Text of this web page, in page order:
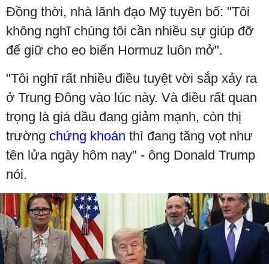
Đồng thời, nhà lãnh đạo Mỹ tuyên bố: "Tôi
không nghĩ chúng tôi cần nhiều sự giúp đỡ
để giữ cho eo biển Hormuz luôn mở".
"Tôi nghĩ rất nhiều điều tuyệt vời sắp xảy ra
ở Trung Đông vào lúc này. Và điều rất quan
trọng là giá dầu đang giảm mạnh, còn thị
trường chứng khoán thì đang tăng vọt như
tên lửa ngày hôm nay" - ông Donald Trump
nói.